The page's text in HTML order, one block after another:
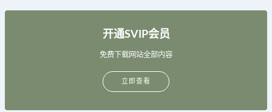
开通SVIP会员
免费下载网站全部内容
立即查看